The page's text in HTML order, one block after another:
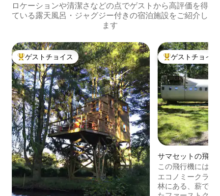
ロケーションや清潔さなどの点でゲストから高評価を得
ている露天風呂・ジャグジー付きの宿泊施設をご紹介し
ます
大好評のゲストチョイスです。
ゲストチョイス 大好評のゲスト
ゲストチョイス
サマセットの飛行
この飛行機にはヘ
エコノミークラスに飽
林にある、薪で燃